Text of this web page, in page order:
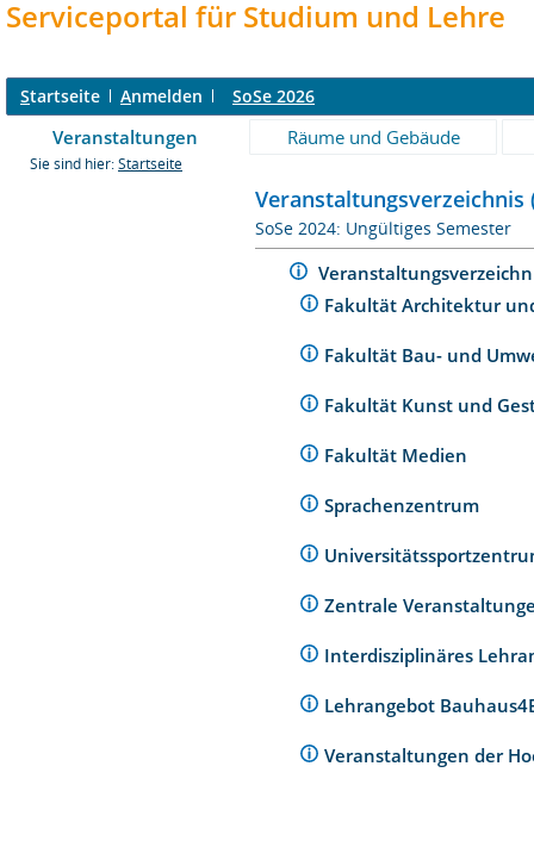
Serviceportal für Studium und Lehre
Startseite Anmelden SoSe 2026
Veranstaltungen Räume und Gebäude
Sie sind hier: Startseite
Veranstaltungsverzeichnis
SoSe 2024: Ungültiges Semester
Fakultät Architektur
Fakultät Bau- und
Fakultät Kunst und
Fakultät Medien
Sprachenzentrum
Zentrale
Interdisziplinäres
Lehrangebot
Veranstaltungen der